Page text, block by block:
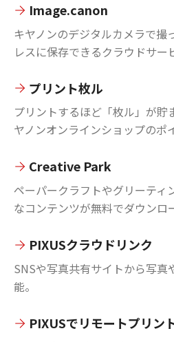
Image.canon
キヤノンのデジタルカメラで撮
レスに保存できるクラウドサー
プリント枚ル
プリントするほど「枚ル」が貯
ヤノンオンラインショップのポ
Creative Park
ペーパークラフトやグリーティ
なコンテンツが無料でダウンロ
PIXUSクラウドリンク
SNSや写真共有サイトから写真
能。
PIXUSでリモートプリン